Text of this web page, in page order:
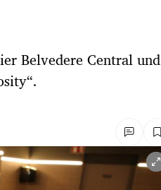
Belvedere Central und